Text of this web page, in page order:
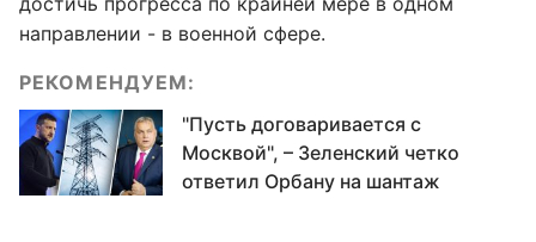
направлении - в военной сфере.
РЕКОМЕНДУЕМ:
"Пусть договаривается с
Москвой", – Зеленский четко
ответил Орбану на шантаж